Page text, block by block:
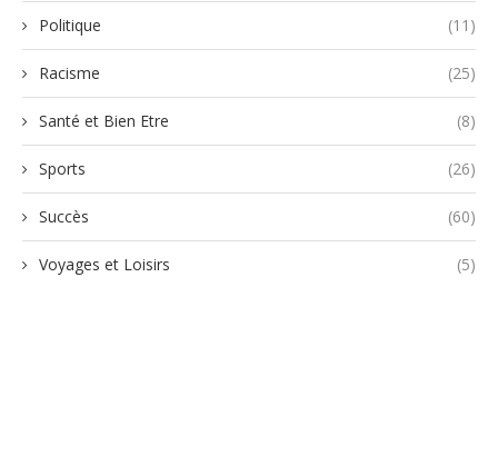
Politique (11)
Racisme (25)
Santé et Bien Etre (8)
Sports (26)
Succès (60)
Voyages et Loisirs (5)